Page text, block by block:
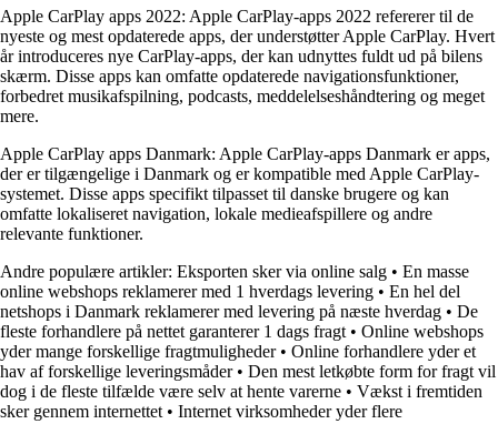
Apple CarPlay apps 2022: Apple CarPlay-apps 2022 refererer til de
nyeste og mest opdaterede apps, der understøtter Apple CarPlay. Hvert
år introduceres nye CarPlay-apps, der kan udnyttes fuldt ud på bilens
skærm. Disse apps kan omfatte opdaterede navigationsfunktioner,
forbedret musikafspilning, podcasts, meddelelseshåndtering og meget
mere.
Apple CarPlay apps Danmark: Apple CarPlay-apps Danmark er apps,
der er tilgængelige i Danmark og er kompatible med Apple CarPlay-
systemet. Disse apps specifikt tilpasset til danske brugere og kan
omfatte lokaliseret navigation, lokale medieafspillere og andre
relevante funktioner.
Andre populære artikler: Eksporten sker via online salg • En masse
online webshops reklamerer med 1 hverdags levering • En hel del
netshops i Danmark reklamerer med levering på næste hverdag • De
fleste forhandlere på nettet garanterer 1 dags fragt • Online webshops
yder mange forskellige fragtmuligheder• Online forhandlere yder et
hav af forskellige leveringsmåder• Den mest letkøbte form for fragt vil
dog i de fleste tilfælde være selv at hente varerne • Vækst i fremtiden
sker gennem internettet • Internet virksomheder yder flere